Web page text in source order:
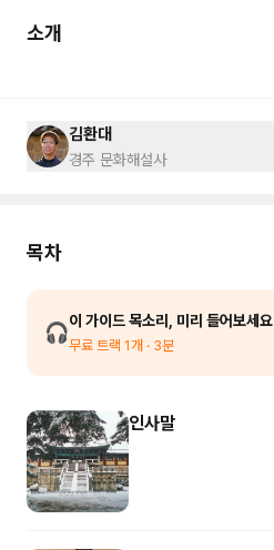
소개
김환대
경주 문화해설사
목차
🎧이 가이드 목소리, 미리 들어보세요
무료 트랙 1개 · 3분
인사말